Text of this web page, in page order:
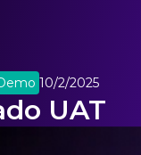
10/2/2025
UAT